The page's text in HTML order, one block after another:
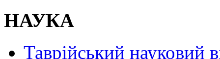
НАУКА
Таврійський науковий